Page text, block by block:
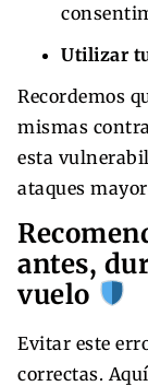
Utilizar
Recordemos
mismas
esta
ataques
antes,
vuelo
Evitar este
correctas.